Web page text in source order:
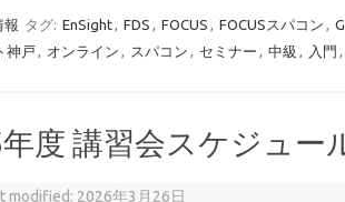
報 タグ: EnSight, FDS , FOCUS , FOCUSスパコン ,
神戸 , オンライン , スパコン , セミナー , 中級 , 入門 ,
年度 講習会スケジュー
modified: 2026年3月26日